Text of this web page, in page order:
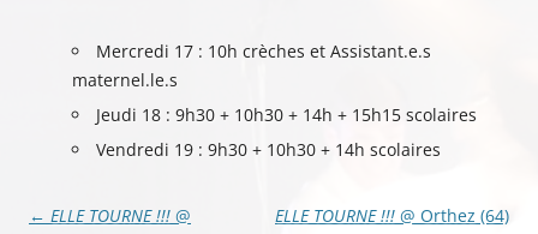
Mercredi 17 : 10h crèches et Assistant.e.s
maternel.le.s
Jeudi 18 : 9h30 + 10h30 + 14h + 15h15 scolaires
Vendredi 19 : 9h30 + 10h30 + 14h scolaires
Navigation
← ELLE TOURNE !!! @
ELLE TOURNE !!! @ Orthez (64)